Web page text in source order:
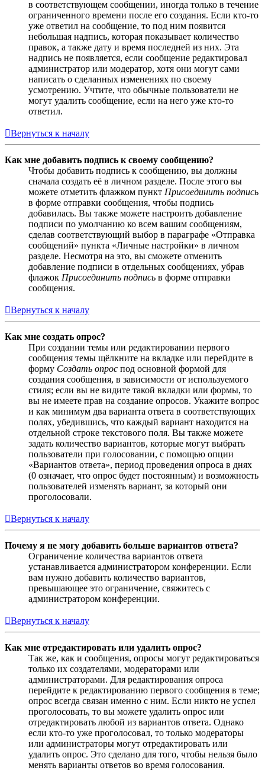
в соответствующем сообщении, иногда только в течение
ограниченного времени после его создания. Если кто-то
уже ответил на сообщение, то под ним появится
небольшая надпись, которая показывает количество
правок, а также дату и время последней из них. Эта
надпись не появляется, если сообщение редактировал
администратор или модератор, хотя они могут сами
написать о сделанных изменениях по своему
усмотрению. Учтите, что обычные пользователи не
могут удалить сообщение, если на него уже кто-то
ответил.
Вернуться к началу
Как мне добавить подпись к своему сообщению?
Чтобы добавить подпись к сообщению, вы должны
сначала создать её в личном разделе. После этого вы
можете отметить флажком пункт Присоединить подпись
в форме отправки сообщения, чтобы подпись
добавилась. Вы также можете настроить добавление
подписи по умолчанию ко всем вашим сообщениям,
сделав соответствующий выбор в параграфе «Отправка
сообщений» пункта «Личные настройки» в личном
разделе. Несмотря на это, вы сможете отменить
добавление подписи в отдельных сообщениях, убрав
флажок Присоединить подпись в форме отправки
сообщения.
Вернуться к началу
Как мне создать опрос?
При создании темы или редактировании первого
сообщения темы щёлкните на вкладке или перейдите в
форму Создать опрос под основной формой для
создания сообщения, в зависимости от используемого
стиля; если вы не видите такой вкладки или формы, то
вы не имеете прав на создание опросов. Укажите вопрос
и как минимум два варианта ответа в соответствующих
полях, убедившись, что каждый вариант находится на
отдельной строке текстового поля. Вы также можете
задать количество вариантов, которые могут выбрать
пользователи при голосовании, с помощью опции
«Вариантов ответа», период проведения опроса в днях
(0 означает, что опрос будет постоянным) и возможность
пользователей изменять вариант, за который они
проголосовали.
Вернуться к началу
Почему я не могу добавить больше вариантов ответа?
Ограничение количества вариантов ответа
устанавливается администратором конференции. Если
вам нужно добавить количество вариантов,
превышающее это ограничение, свяжитесь с
администратором конференции.
Вернуться к началу
Как мне отредактировать или удалить опрос?
Так же, как и сообщения, опросы могут редактироваться
только их создателями, модераторами или
администраторами. Для редактирования опроса
перейдите к редактированию первого сообщения в теме;
опрос всегда связан именно с ним. Если никто не успел
проголосовать, то вы можете удалить опрос или
отредактировать любой из вариантов ответа. Однако
если кто-то уже проголосовал, то только модераторы
или администраторы могут отредактировать или
удалить опрос. Это сделано для того, чтобы нельзя было
менять варианты ответов во время голосования.